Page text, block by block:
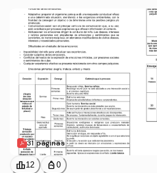
31 páginas
leaderboard12 personal_bag 0